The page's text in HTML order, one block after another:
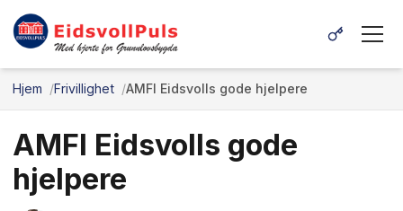
Hjem Frivillighet AMFI Eidsvolls gode hjelpere
AMFI Eidsvolls gode
hjelpere